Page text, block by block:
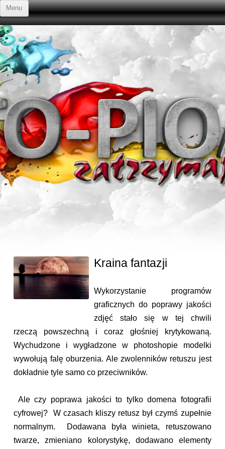
Menu
Przejdź do treści
Kraina fantazji
Wykorzystanie programów
graficznych do poprawy jakości
zdjęć stało się w tej chwili
rzeczą powszechną i coraz głośniej krytykowaną.
Wychudzone i wygładzone w photoshopie modelki
wywołują falę oburzenia. Ale zwolenników retuszu jest
dokładnie tyle samo co przeciwników.
Ale czy poprawa jakości to tylko domena fotografii
cyfrowej? W czasach kliszy retusz był czymś zupełnie
normalnym. Dodawana była winieta, retuszowano
twarze, zmieniano kolorystykę, dodawano elementy